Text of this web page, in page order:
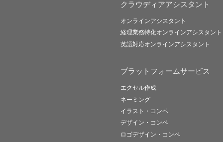
クラウディアアシスタント
オンラインアシスタント
経理業務特化オンラインアシスタント
英語対応オンラインアシスタント
プラットフォームサービス
エクセル作成
ネーミング
イラスト・コンペ
デザイン・コンペ
ロゴデザイン・コンペ